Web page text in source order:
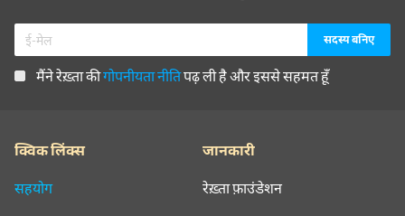
मैंने रेख़्ता कीगोपनीयता नीतिपढ़ ली है और इससे सहमत हूँ
क्विक लिंक्स
सहयोग
जानकारी
रेख़्ता फ़ाउंडेशन